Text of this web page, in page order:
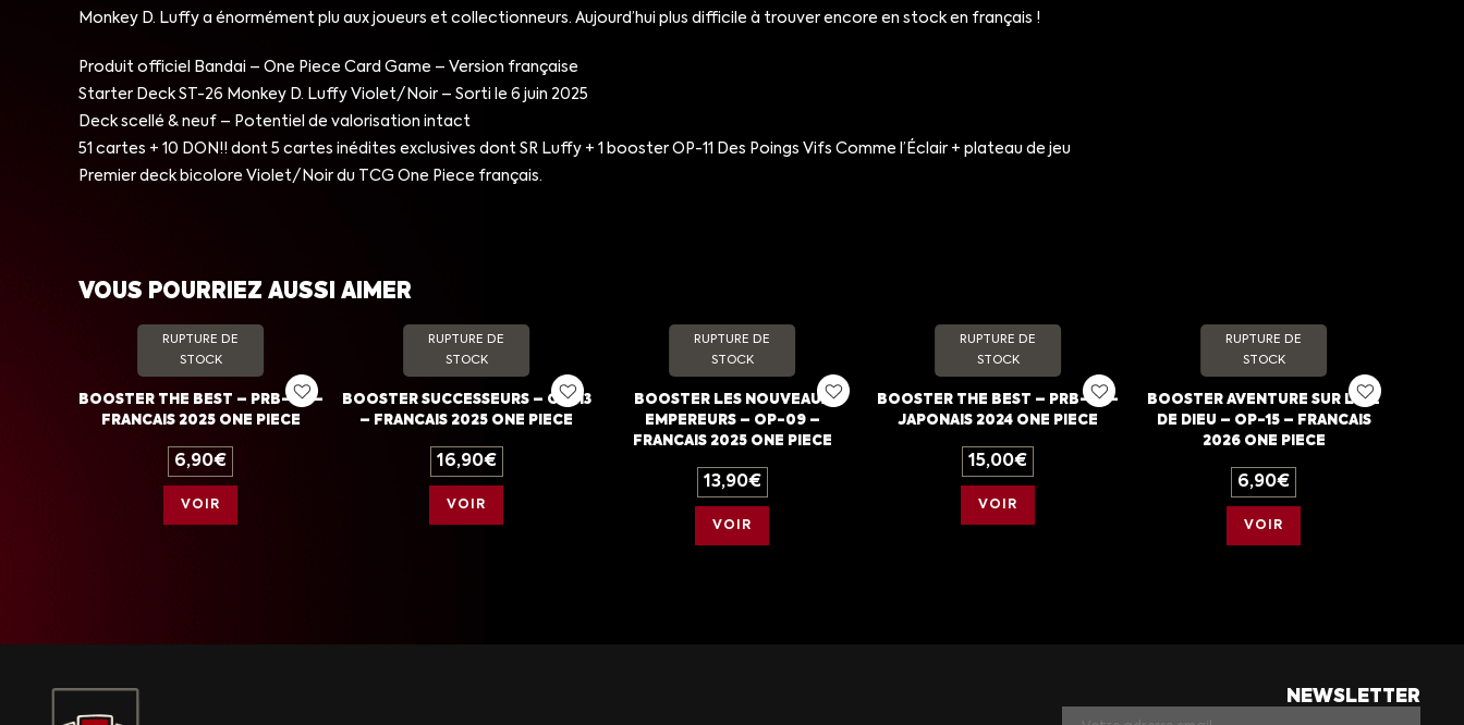
Monkey D. Luffy a énormément plu aux joueurs et collectionneurs. Aujourd’hui plus difficile à trouver encore en stock en français !
Produit officiel Bandai – One Piece Card Game – Version française
Starter Deck ST-26 Monkey D. Luffy Violet/Noir – Sorti le 6 juin 2025
Deck scellé & neuf – Potentiel de valorisation intact
51 cartes + 10 DON!! dont 5 cartes inédites exclusives dont SR Luffy + 1 booster OP-11 Des Poings Vifs Comme l’Éclair + plateau de jeu
Premier deck bicolore Violet/Noir du TCG One Piece français.
VOUS POURRIEZ AUSSI AIMER
RUPTURE DE
STOCK
BOOSTER THE BEST – PRB-02 –
FRANCAIS 2025 ONE PIECE
6,90€
VOIR
RUPTURE DE
STOCK
BOOSTER SUCCESSEURS – OP-13
– FRANCAIS 2025 ONE PIECE
16,90€
VOIR
RUPTURE DE
STOCK
BOOSTER LES NOUVEAUX
EMPEREURS – OP-09 –
FRANCAIS 2025 ONE PIECE
13,90€
VOIR
RUPTURE DE
STOCK
BOOSTER THE BEST – PRB-01 –
JAPONAIS 2024 ONE PIECE
15,00€
VOIR
RUPTURE DE
STOCK
BOOSTER AVENTURE SUR L’ILE
DE DIEU – OP-15 – FRANCAIS
2026 ONE PIECE
6,90€
VOIR
NEWSLETTER